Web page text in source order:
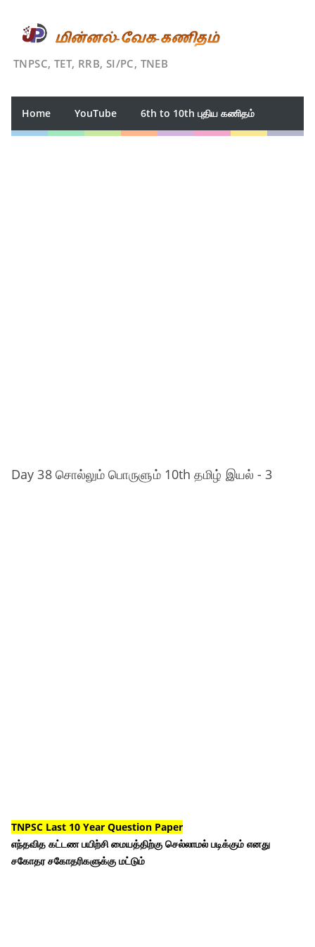
TNPSC, TET, RRB, SI/PC, TNEB
Home YouTube 6th to 10th புதிய கணிதம்
Day 38 சொல்லும் பொருளும் 10th தமிழ் இயல் - 3
TNPSC Last 10 Year Question Paper
எந்தவித கட்டண பயிற்சி மையத்திற்கு செல்லாமல் படிக்கும் எனது
சகோதர சகோதரிகளுக்கு மட்டும்